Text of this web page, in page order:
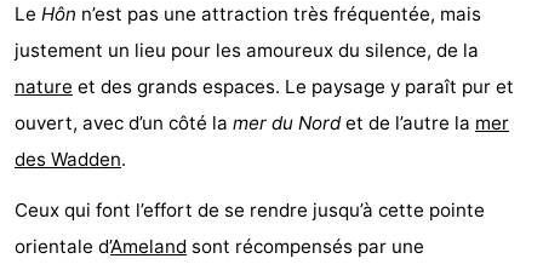
Le Hôn n’est pas une attraction très fréquentée, mais
justement un lieu pour les amoureux du silence, de la
nature et des grands espaces. Le paysage y paraît pur et
ouvert, avec d’un côté la mer du Nordet de l’autre la mer
des Wadden.
Ceux qui font l’effort de se rendre jusqu’à cette pointe
orientale d’Ameland sont récompensés par une